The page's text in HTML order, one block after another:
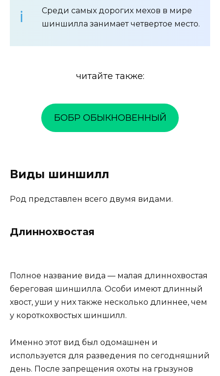
Среди самых дорогих мехов в мире
шиншилла занимает четвертое место.
читайте также:
БОБР ОБЫКНОВЕННЫЙ
Виды шиншилл
Род представлен всего двумя видами.
Длиннохвостая
Полное название вида — малая длиннохвостая
береговая шиншилла. Особи имеют длинный
хвост, уши у них также несколько длиннее, чем
у короткохвостых шиншилл.
Именно этот вид был одомашнен и
используется для разведения по сегодняшний
день. После запрещения охоты на грызунов